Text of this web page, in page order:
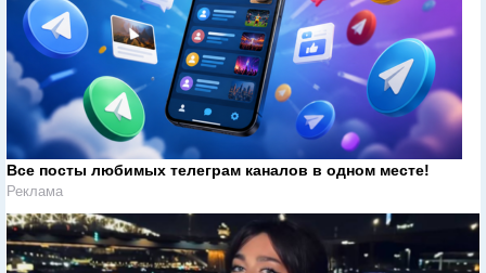
Все посты любимых телеграм каналов в одном месте!
Реклама